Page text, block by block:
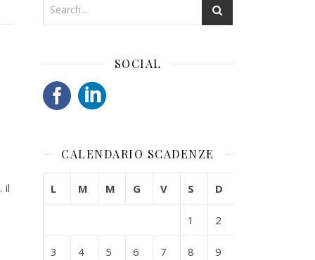
il
SOCIAL
CALENDARIO SCADENZE
L M M G V S D
1 2
3 4 5 6 7 8 9